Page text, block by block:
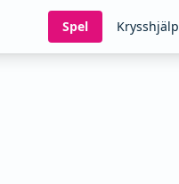
Spel Krysshjälp